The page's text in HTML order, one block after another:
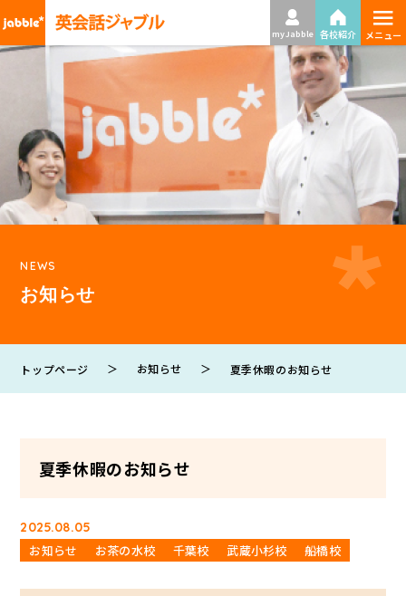
my Jabble 各校紹介 ≡
メニュー
NEWS
お知らせ
トップページ ＞ お知らせ ＞ 夏季休暇のお知らせ
夏季休暇のお知らせ
2025.08.05
お知らせ お茶の水校 千葉校 武蔵小杉校 船橋校